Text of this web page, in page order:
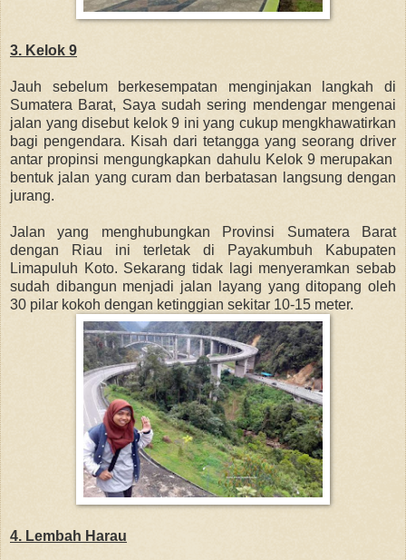
3. Kelok 9
Jauh sebelum berkesempatan menginjakan langkah di
Sumatera Barat, Saya sudah sering mendengar mengenai
jalan yang disebut kelok 9 ini yang cukup mengkhawatirkan
bagi pengendara. Kisah dari tetangga yang seorang driver
antar propinsi mengungkapkan dahulu Kelok 9 merupakan
bentuk jalan yang curam dan berbatasan langsung dengan
jurang.
Jalan yang menghubungkan Provinsi Sumatera Barat
dengan Riau ini terletak di Payakumbuh Kabupaten
Limapuluh Koto. Sekarang tidak lagi menyeramkan sebab
sudah dibangun menjadi jalan layang yang ditopang oleh
30 pilar kokoh dengan ketinggian sekitar 10-15 meter.
4. Lembah Harau